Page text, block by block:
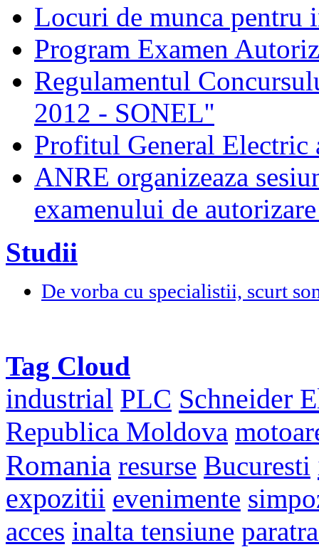
Locuri de munca pentru
Program Examen
Regulamentul
2012 - SONEL''
Profitul General Electric
ANRE organizeaza
examenului de
Studii
De vorba cu specialistii, scurt
Tag Cloud
industrial PLC Schneider
Republica Moldova
Romania resurse Bucuresti
expozitii evenimente
acces inalta tensiune